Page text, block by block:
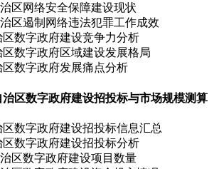
区网络安全保障建设现状
区遏制网络违法犯罪工作成效
数字政府建设竞争力分析
数字政府区域建设发展格局
数字政府发展痛点分析
区数字政府建设招投标与市场规模测算
数字政府建设招投标信息汇总
区数字政府建设招投标分析
区数字政府建设项目数量